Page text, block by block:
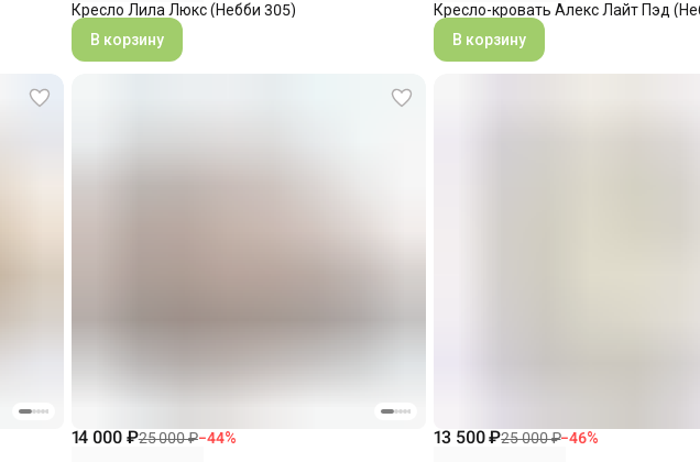
Кресло Лила Люкс (Небби 305)
В корзину
Кресло-кровать Алекс Лайт Пэд
В корзину
14 000 ₽25 000 ₽−44% 13 500 ₽25 000 ₽−46%